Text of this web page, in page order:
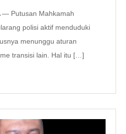
— Putusan Mahkamah
polisi aktif menduduki
menunggu aturan
transisi lain. Hal itu […]